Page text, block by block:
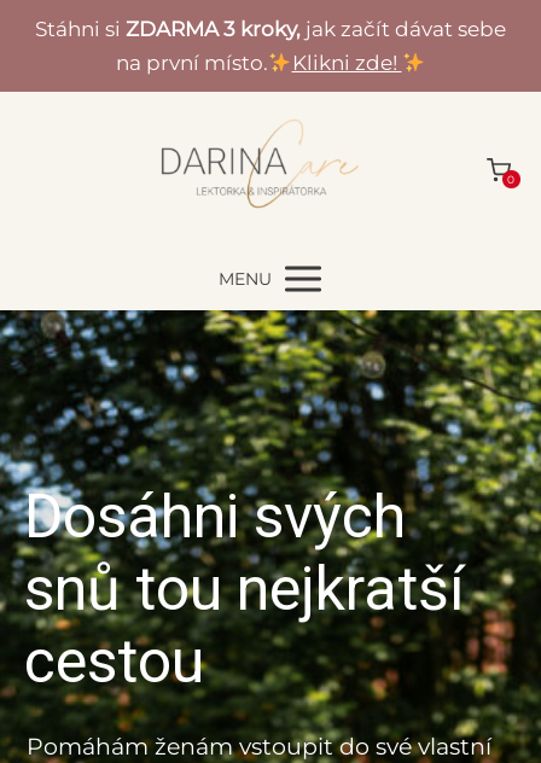
Stáhni si ZDARMA 3 kroky, jak začít dávat sebe
na první místo.
Klikni zde!
0
MENU
Dosáhni svých
snů tou nejkratší
cestou
Pomáhám ženám vstoupit do své vlastní